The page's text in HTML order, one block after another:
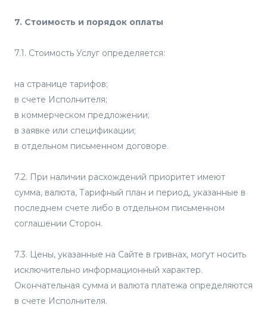
7. Стоимость и порядок оплаты
7.1. Стоимость Услуг определяется:
на странице тарифов;
в счете Исполнителя;
в коммерческом предложении;
в заявке или спецификации;
в отдельном письменном договоре.
7.2. При наличии расхождений приоритет имеют
сумма, валюта, Тарифный план и период, указанные в
последнем счете либо в отдельном письменном
соглашении Сторон.
7.3. Цены, указанные на Сайте в гривнах, могут носить
исключительно информационный характер.
Окончательная сумма и валюта платежа определяются
в счете Исполнителя.